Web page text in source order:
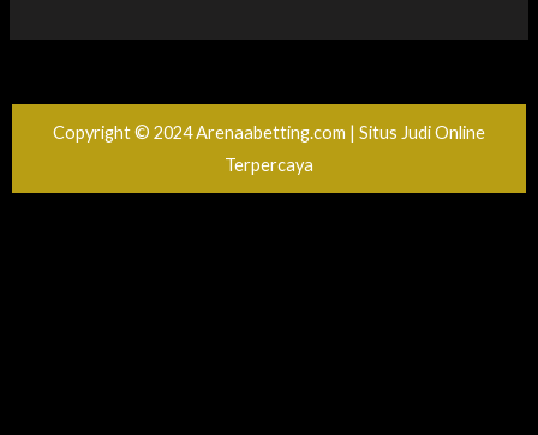
Copyright © 2024 Arenaabetting.com | Situs Judi Online
Terpercaya